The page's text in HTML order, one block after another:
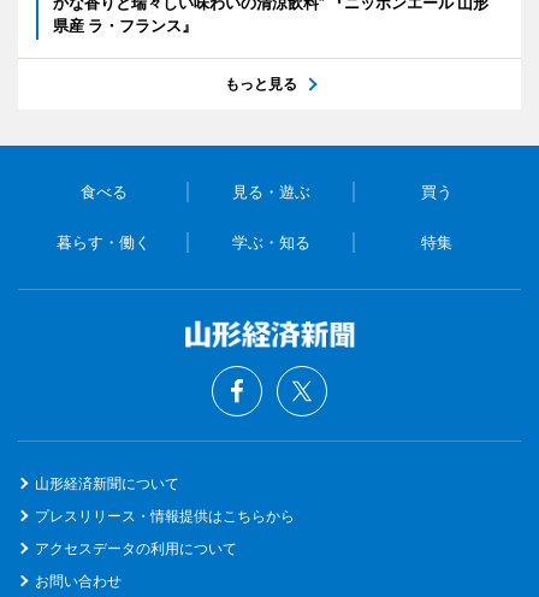
県産 ラ・フランス』
もっと見る
食べる 見る・遊ぶ 買う
暮らす・働く 学ぶ・知る 特集
山形経済新聞について
プレスリリース・情報提供はこちらから
アクセスデータの利用について
お問い合わせ